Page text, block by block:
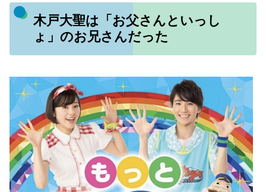
木戸大聖は「お父さんといっし
ょ」のお兄さんだった